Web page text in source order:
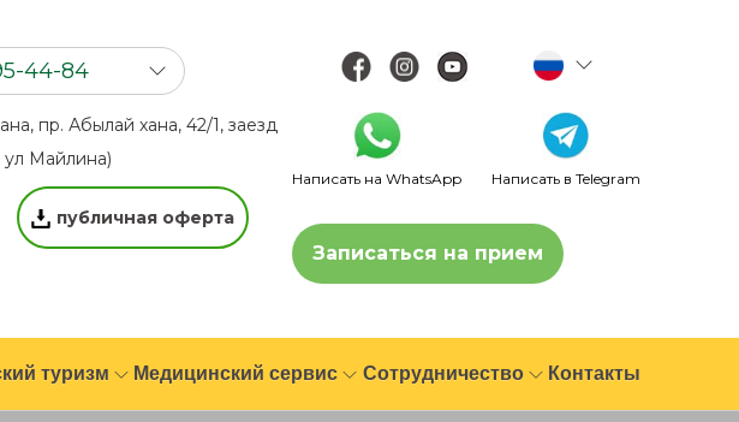
44-84
94 44
44 44
пр. Абылай хана, 42/1, заезд
ул Майлина)
публичная оферта
Написать на WhatsApp Написать в Telegram
Записаться на прием
туризм Медицинский сервис Сотрудничество Контакты